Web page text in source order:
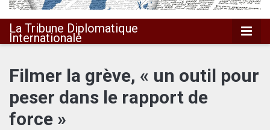
Internationale
La Tribune Diplomatique
Internationale
Filmer la grève, « un outil pour
peser dans le rapport de
force »